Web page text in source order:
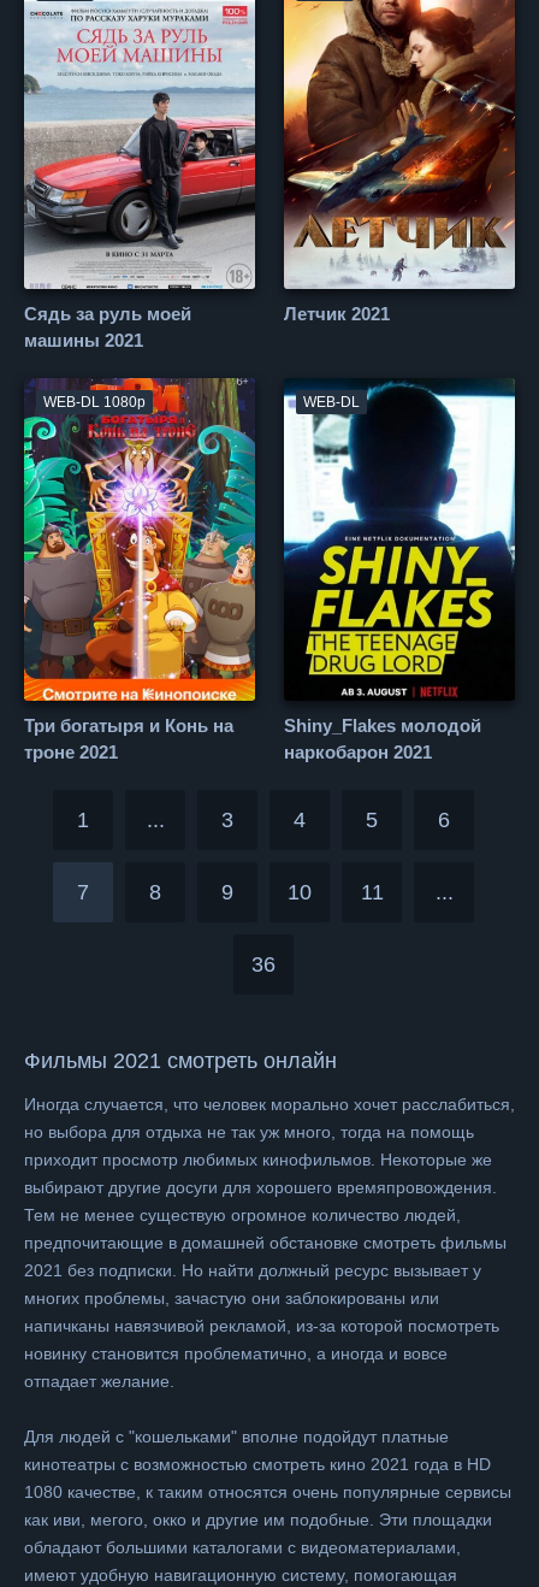
Фильмы 2021 смотреть онлайн
Иногда случается, что человек морально хочет расслабиться,
но выбора для отдыха не так уж много, тогда на помощь
приходит просмотр любимых кинофильмов. Некоторые же
выбирают другие досуги для хорошего времяпровождения.
Тем не менее существую огромное количество людей,
предпочитающие в домашней обстановке смотреть фильмы
2021 без подписки. Но найти должный ресурс вызывает у
многих проблемы, зачастую они заблокированы или
напичканы навязчивой рекламой, из-за которой посмотреть
новинку становится проблематично, а иногда и вовсе
отпадает желание.
Для людей с "кошельками" вполне подойдут платные
кинотеатры с возможностью смотреть кино 2021 года в HD
1080 качестве, к таким относятся очень популярные сервисы
как иви, мегого, окко и другие им подобные. Эти площадки
обладают большими каталогами с видеоматериалами,
имеют удобную навигационную систему, помогающая
Сядь за руль моей
машины 2021
Летчик 2021
WEB-DL 1080p
Три богатыря и Конь на
троне 2021
WEB-DL
Shiny_Flakes молодой
наркобарон 2021
1 ... 3 4 5 6
7 8 9 10 11 ...
36